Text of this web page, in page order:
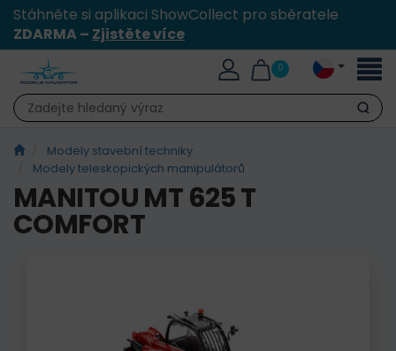
Stáhněte si aplikaci ShowCollect pro sběratele
ZDARMA – Zjistěte více
0
Hledat
Modely stavební techniky
Modely teleskopických manipulátorů
MANITOU MT 625 T
COMFORT